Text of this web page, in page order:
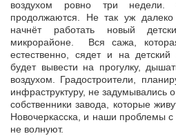
воздухом ровно три недели.
продолжаются. Не так уж далеко
начнёт работать новый
микрорайоне. Вся сажа,
естественно, сядет и на
будет вывести на прогулку,
воздухом. Градостроители,
инфраструктуру, не задумывались
собственники завода, которые
Новочеркасска, и наши проблемы с
не волнуют.